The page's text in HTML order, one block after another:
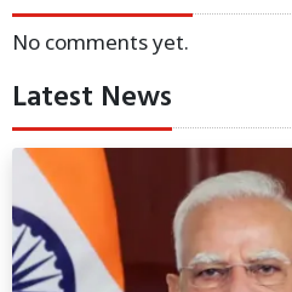
No comments yet.
Latest News